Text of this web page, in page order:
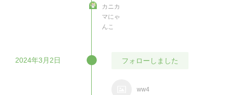
カニカ
マにゃ
んこ
2024年3月2日 フォローしました
ww4